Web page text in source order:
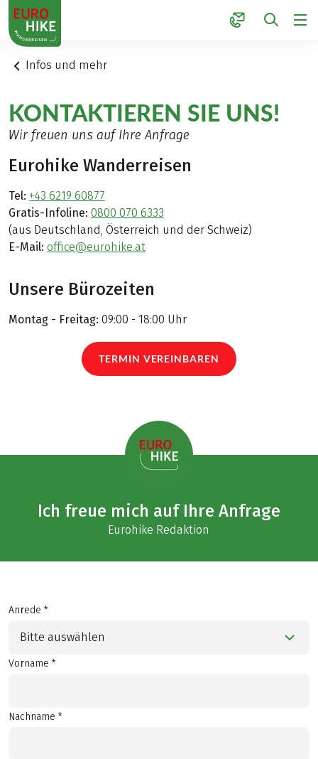
1
Infos und mehr
KONTAKTIEREN SIE UNS!
Wir freuen uns auf Ihre Anfrage
Eurohike Wanderreisen
Tel: +43 6219 60877
Gratis-Infoline: 0800 070 6333
(aus Deutschland, Österreich und der Schweiz)
E-Mail: office@eurohike.at
Unsere Bürozeiten
Montag - Freitag: 09:00 - 18:00 Uhr
TERMIN VEREINBAREN
Ich freue mich auf Ihre Anfrage
Eurohike Redaktion
Anrede *
Bitte auswählen
Vorname *
Nachname *